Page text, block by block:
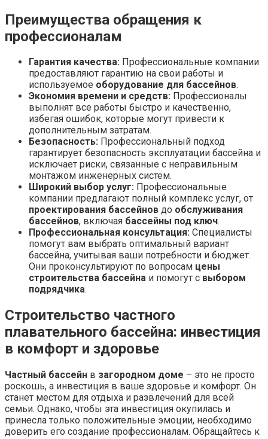
Преимущества обращения к
профессионалам
Гарантия качества: Профессиональные компании
предоставляют гарантию на свои работы и
используемое оборудование для бассейнов.
Экономия времени и средств: Профессионалы
выполнят все работы быстро и качественно,
избегая ошибок, которые могут привести к
дополнительным затратам.
Безопасность: Профессиональный подход
гарантирует безопасность эксплуатации бассейна и
исключает риски, связанные с неправильным
монтажом инженерных систем.
Широкий выбор услуг: Профессиональные
компании предлагают полный комплекс услуг, от
проектирования бассейнов до обслуживания
бассейнов, включая бассейны под ключ.
Профессиональная консультация: Специалисты
помогут вам выбрать оптимальный вариант
бассейна, учитывая ваши потребности и бюджет.
Они проконсультируют по вопросам цены
строительства бассейна и помогут с выбором
подрядчика.
Строительство частного
плавательного бассейна: инвестиция
в комфорт и здоровье
Частный бассейн в загородном доме – это не просто
роскошь, а инвестиция в ваше здоровье и комфорт. Он
станет местом для отдыха и развлечений для всей
семьи. Однако, чтобы эта инвестиция окупилась и
принесла только положительные эмоции, необходимо
доверить его создание профессионалам. Обращайтесь к